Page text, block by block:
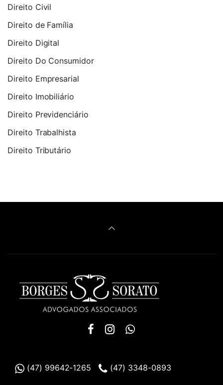
Direito Civil
Direito de Família
Direito Digital
Direito Do Consumidor
Direito Empresarial
Direito Imobiliário
Direito Previdenciário
Direito Trabalhista
Direito Tributário
(47) 99642-1265 (47) 3348-0893